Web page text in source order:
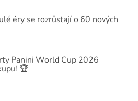
éry se rozrůstají o 60 nových
Panini World Cup 2026
🏆